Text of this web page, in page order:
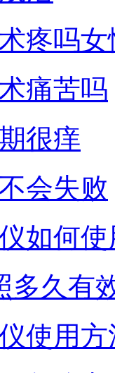
疼吗女
痛苦吗
很痒
会失败
如何使
多久有
使用方